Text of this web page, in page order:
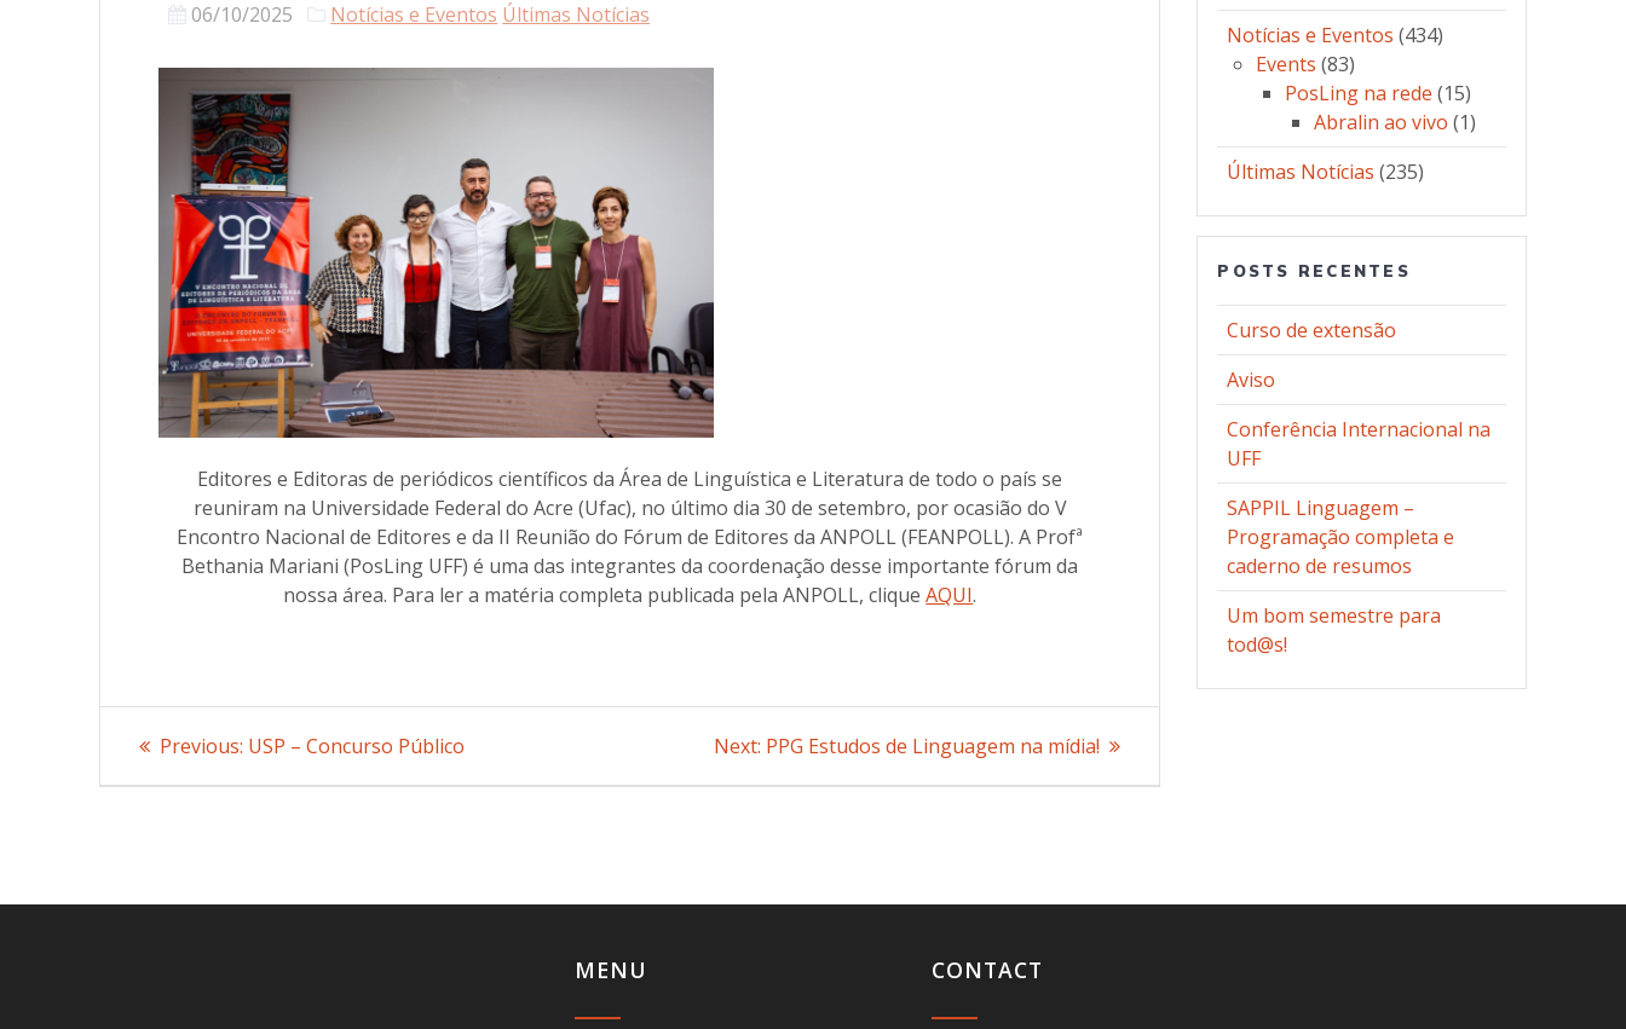
06/10/2025 Notícias e Eventos Últimas Notícias
Editores e Editoras de periódicos científicos da Área de Linguística e Literatura de todo o país se
reuniram na Universidade Federal do Acre (Ufac), no último dia 30 de setembro, por ocasião do V
Encontro Nacional de Editores e da II Reunião do Fórum de Editores da ANPOLL (FEANPOLL). A Profª
Bethania Mariani (PosLing UFF) é uma das integrantes da coordenação desse importante fórum da
nossa área. Para ler a matéria completa publicada pela ANPOLL, cliqueAQUI.
Post
navigation
Previous: Previous
USP – Concurso Público Next: Next
PPG Estudos de Linguagem na mídia!
Notícias e Eventos (434)
Events (83)
PosLing na rede (15)
Abralin ao vivo (1)
Últimas Notícias (235)
POSTS RECENTES
Curso de extensão
Aviso
Conferência Internacional na
UFF
SAPPIL Linguagem –
Programação completa e
caderno de resumos
Um bom semestre para
tod@s!
MENU CONTACT